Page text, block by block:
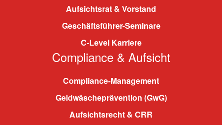
Aufsichtsrat & Vorstand
Geschäftsführer-Seminare
C-Level Karriere
Compliance & Aufsicht
Compliance-Management
Geldwäscheprävention (GwG)
Aufsichtsrecht & CRR